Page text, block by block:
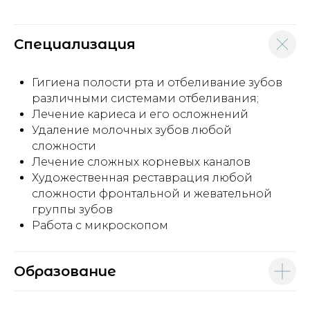
Специализация
Гигиена полости рта и отбеливание зубов
различными системами отбеливания;
Лечение кариеса и его осложнений
Удаление молочных зубов любой
сложности
Лечение сложных корневых каналов
Художественная реставрация любой
сложности фронтальной и жевательной
группы зубов
Работа с микроскопом
Образование